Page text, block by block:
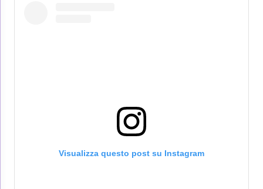
Visualizza questo post su Instagram